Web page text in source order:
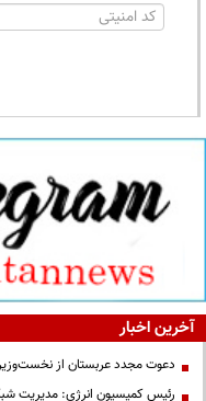
آخرین اخبار
دعوت مجدد عربستان از
رئیس کمیسیون انرژی: مدیریت